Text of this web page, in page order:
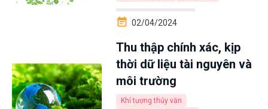
02/04/2024
Thu thập chính xác, kịp
thời dữ liệu tài nguyên và
môi trường
Khí tượng thủy văn